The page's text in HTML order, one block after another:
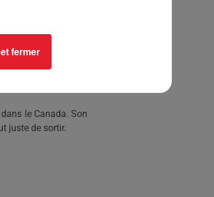
réseaux sociaux
le Canada. Son
juste de sortir.
fermer